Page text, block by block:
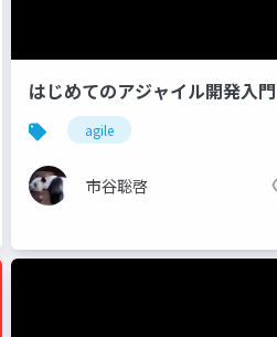
はじめてのアジャイル開発入門
agile
市谷聡啓